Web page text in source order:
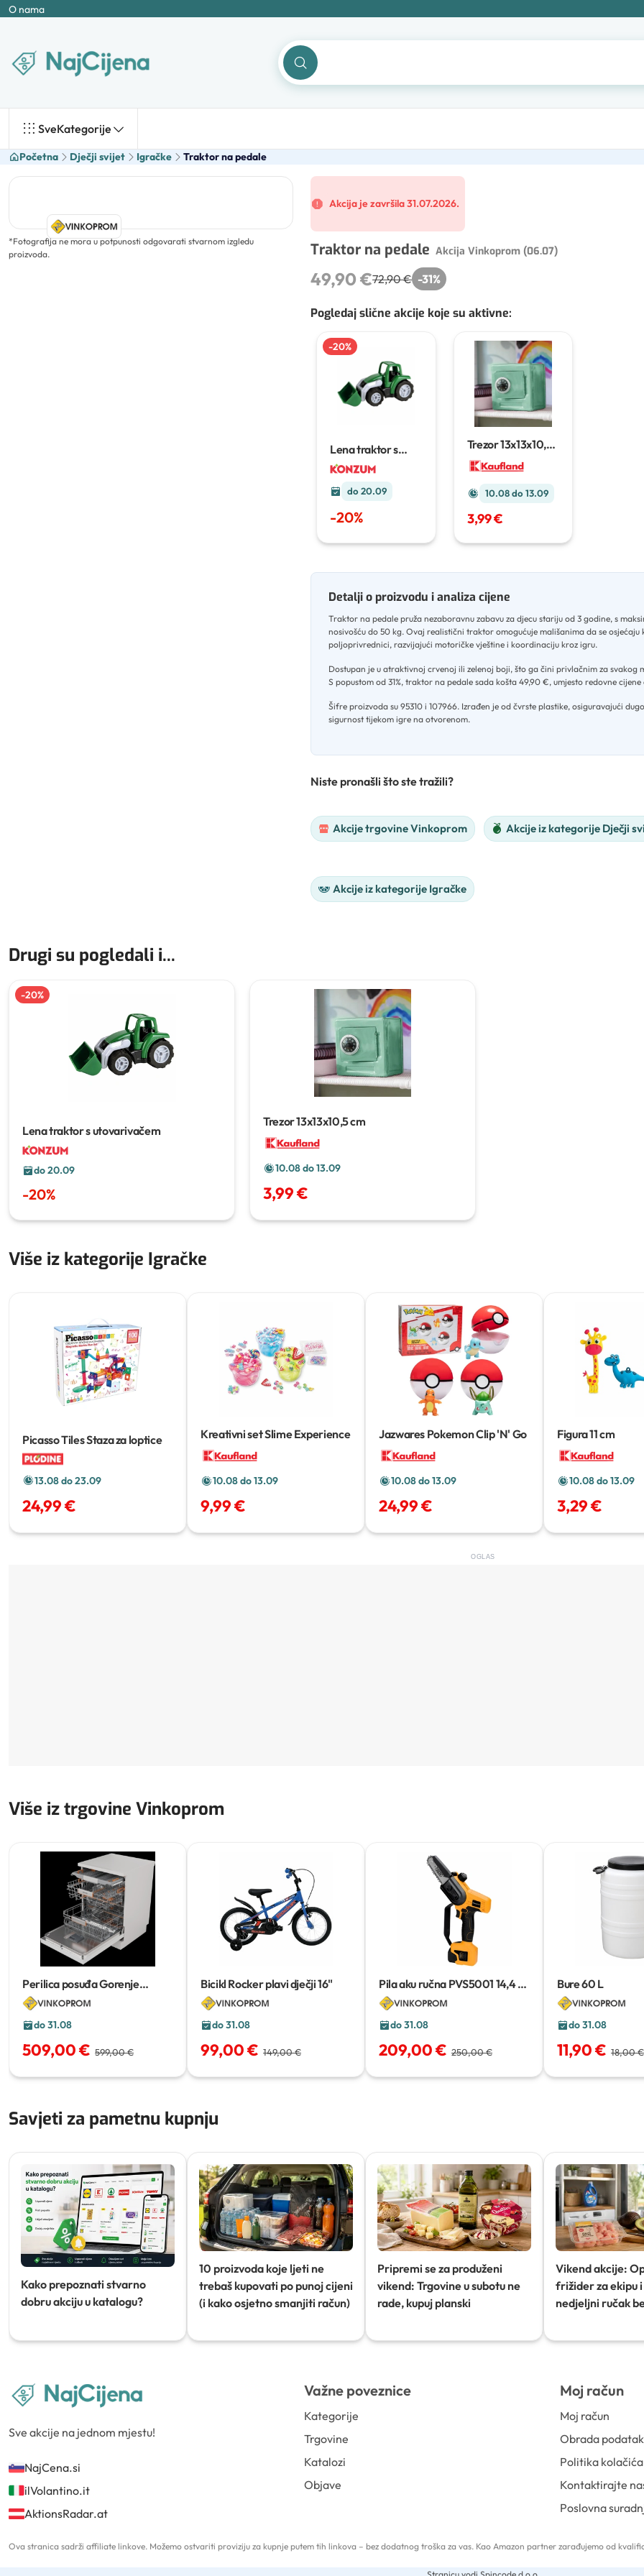
O nama
SveKategorije
Početna Dječji svijet Igračke Traktor na pedale
*Fotografija ne mora u potpunosti odgovarati stvarnom izgledu
proizvoda.
Akcija je završila 31.07.2026.
Traktor na pedale Akcija Vinkoprom (06.07)
49,90 €72,90 € -31%
Pogledaj slične akcije koje su aktivne:
-20%
Lena traktor s
utovarivačem
do 20.09
-20%
Trezor13x13x10,5
cm
10.08 do 13.09
3,99 €
Detalji o proizvodu i analiza cijene
Traktor na pedale pruža nezaboravnu zabavu za djecu stariju od 3 godine, s
nosivošću do 50 kg. Ovaj realistični traktor omogućuje mališanima da se osjećaju
poljoprivrednici, razvijajući motoričke vještine i koordinaciju kroz igru.
Dostupan je u atraktivnoj crvenoj ili zelenoj boji, što ga čini privlačnim za svakog
S popustom od 31%, traktor na pedale sada košta 49,90 €, umjesto redovne cijene
Šifre proizvoda su 95310 i 107966. Izrađen je od čvrste plastike, osiguravajući
sigurnost tijekom igre na otvorenom.
Niste pronašli što ste tražili?
Akcije trgovine Vinkoprom Akcije iz kategorije Dječji
Akcije iz kategorije Igračke
Drugi su pogledali i...
-20%
Lena traktor s utovarivačem
do 20.09
-20%
Trezor13x13x10,5 cm
10.08 do 13.09
3,99 €
Više iz kategorije Igračke
Picasso Tiles Staza za loptice
13.08 do 23.09
24,99 €
Kreativni set Slime Experience
10.08 do 13.09
9,99 €
Jazwares Pokemon Clip 'N' Go
10.08 do 13.09
24,99 €
Figura11 cm
10.08 do 13.09
3,29 €
OGLAS
Više iz trgovine Vinkoprom
Perilica posuđa Gorenje
GS673A
do 31.08
509,00 € 599,00 €
Bicikl Rocker plavi dječji16"
do 31.08
99,00 € 149,00 €
Pila aku ručna PVS5001 14,4 V
Predator Volpi
do 31.08
209,00 € 250,00 €
Bure60 L
do 31.08
11,90 € 18,00 €
Savjeti za pametnu kupnju
Kako prepoznati stvarno
dobru akciju u katalogu?
10 proizvoda koje ljeti ne
trebaš kupovati po punoj cijeni
(i kako osjetno smanjiti račun)
Pripremi se za produženi
vikend: Trgovine u subotu ne
rade, kupuj planski
Vikend akcije:
frižider za ekipu
nedjeljni ručak
Sve akcije na jednom mjestu!
NajCena.si
ilVolantino.it
AktionsRadar.at
Važne poveznice
Kategorije
Trgovine
Katalozi
Objave
Moj račun
Moj račun
Obrada
Politika kolačića
Kontaktirajte
Poslovna
Ova stranica sadrži affiliate linkove. Možemo ostvariti proviziju za kupnje putem tih linkova – bez dodatnog troška za vas. Kao Amazon partner zarađujemo od